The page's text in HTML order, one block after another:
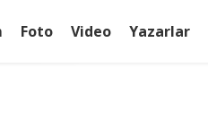
Foto Video Yazarlar